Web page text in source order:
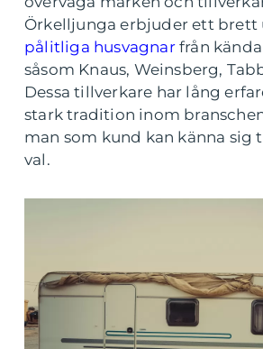
Örkelljunga erbjuder ett brett
pålitliga husvagnarfrån
såsom Knaus, Weinsberg,
Dessa tillverkare har lång
stark tradition inom
man som kund kan känna sig
val.